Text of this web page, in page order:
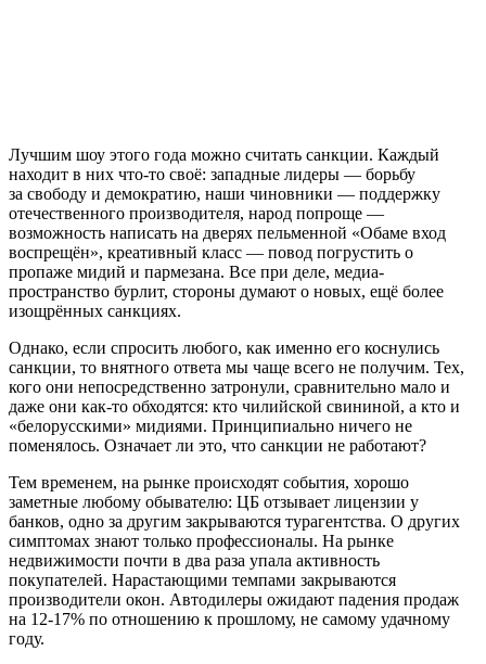
Лучшим шоу этого года можно считать санкции. Каждый
находит в них что-то своё: западные лидеры — борьбу
за свободу и демократию, наши чиновники — поддержку
отечественного производителя, народ попроще —
возможность написать на дверях пельменной «Обаме вход
воспрещён», креативный класс — повод погрустить о
пропаже мидий и пармезана. Все при деле, медиа-
пространство бурлит, стороны думают о новых, ещё более
изощрённых санкциях.
Однако, если спросить любого, как именно его коснулись
санкции, то внятного ответа мы чаще всего не получим. Тех,
кого они непосредственно затронули, сравнительно мало и
даже они как-то обходятся: кто чилийской свининой, а кто и
«белорусскими» мидиями. Принципиально ничего не
поменялось. Означает ли это, что санкции не работают?
Тем временем, на рынке происходят события, хорошо
заметные любому обывателю: ЦБ отзывает лицензии у
банков, одно за другим закрываются турагентства. О других
симптомах знают только профессионалы. На рынке
недвижимости почти в два раза упала активность
покупателей. Нарастающими темпами закрываются
производители окон. Автодилеры ожидают падения продаж
на 12-17% по отношению к прошлому, не самому удачному
году.